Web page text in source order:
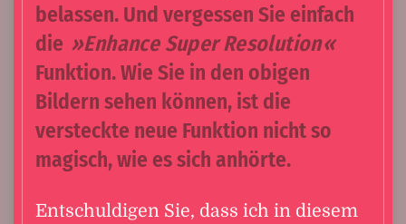
belassen. Und vergessen Sie einfach
die
Enhance Super Resolution
Funktion. Wie Sie in den obigen
Bildern sehen können, ist die
versteckte neue Funktion nicht so
magisch, wie es sich anhörte.
Entschuldigen Sie, dass ich in diesem